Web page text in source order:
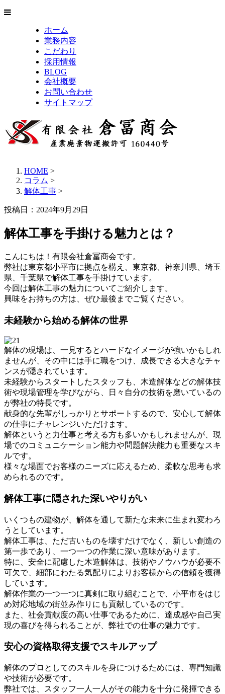
ホーム
業務内容
こだわり
採用情報
BLOG
会社概要
お問い合わせ
サイトマップ
HOME >
コラム >
解体工事 >
投稿日：2024年9月29日
解体工事を手掛ける魅力とは？
こんにちは！有限会社倉冨商会です。
弊社は東京都小平市に拠点を構え、東京都、神奈川県、埼玉
県、千葉県で解体工事を手掛けています。
今回は解体工事の魅力についてご紹介します。
興味をお持ちの方は、ぜひ最後までご覧ください。
未経験から始める解体の世界
解体の現場は、一見するとハードなイメージが強いかもしれ
ませんが、その中には手に職をつけ、成長できる大きなチャ
ンスが隠されています。
未経験からスタートしたスタッフも、木造解体などの解体技
術や現場管理を学びながら、日々自分の技術を磨いているの
が弊社の特長です。
献身的な先輩がしっかりとサポートするので、安心して解体
の仕事にチャレンジいただけます。
解体というと力仕事と考える方も多いかもしれませんが、現
場でのコミュニケーション能力や問題解決能力も重要なスキ
ルです。
様々な場面でお客様のニーズに応えるため、柔軟な思考も求
められるのです。
解体工事に隠された深いやりがい
いくつもの建物が、解体を通して新たな未来に生まれ変わろ
うとしています。
解体工事は、ただ古いものを壊すだけでなく、新しい創造の
第一歩であり、一つ一つの作業に深い意味があります。
特に、安全に配慮した木造解体は、技術やノウハウが必要不
可欠で、細部にわたる気配りによりお客様からの信頼を獲得
しています。
解体作業の一つ一つに真剣に取り組むことで、小平市をはじ
め対応地域の街並み作りにも貢献しているのです。
また、社会貢献度の高い仕事であるために、達成感や自己実
現の喜びを得られることが、弊社での仕事の魅力です。
安心の資格取得支援でスキルアップ
解体のプロとしてのスキルを身につけるためには、専門知識
や技術が必要です。
弊社では、スタッフ一人一人がその能力を十分に発揮できる